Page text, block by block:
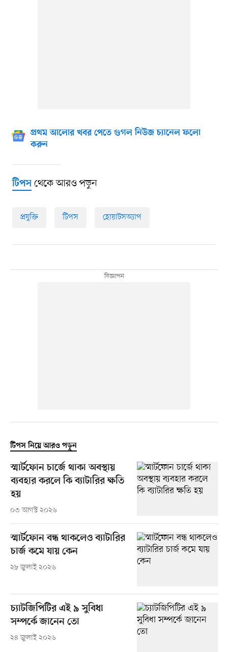
প্রথম আলোর খবর পেতে গুগল নিউজ চ্যানেল ফলো
করুন
টিপসথেকে আরও পড়ুন
প্রযুক্তি টিপস হোয়াটসঅ্যাপ
টিপস নিয়ে আরও পড়ুন
স্মার্টফোন চার্জে থাকা অবস্থায়
ব্যবহার করলে কি ব্যাটারির ক্ষতি
হয়
০৩ আগস্ট ২০২৬
স্মার্টফোন বন্ধ থাকলেও ব্যাটারির
চার্জ কমে যায় কেন
২৮ জুলাই ২০২৬
চ্যাটজিপিটির এই ৯ সুবিধা
সম্পর্কে জানেন তো
২৪ জুলাই ২০২৬